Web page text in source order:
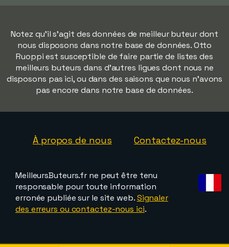
Notez qu'il s'agit des données de meilleur buteur dont
nous disposons dans notre base de données. Otto
Ruoppi est susceptible de faire partie de listes des
meilleurs buteurs dans d'autres ligues dont nous ne
disposons pas ici, ou dans des saisons que nous n'avons
pas encore dans notre base de données.
À propos de nous Contactez-nous
MeilleursButeurs.fr ne peut être tenu
responsable pour toute information
erronée publiée sur le site web.Signaler
des erreurs ou contactez-nous ici.